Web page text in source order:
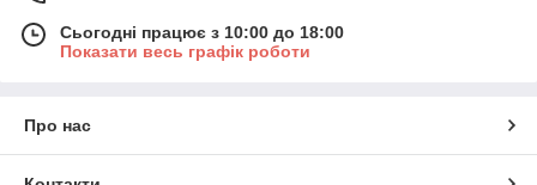
Сьогодні працює з 10:00 до 18:00
Показати весь графік роботи
Про нас